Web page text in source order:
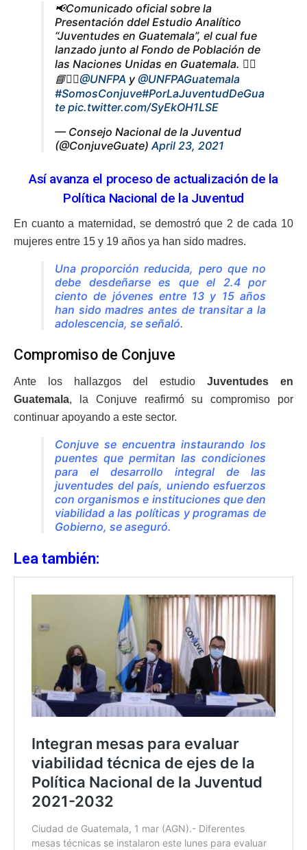
📢Comunicado oficial sobre la
Presentación ddel Estudio Analítico
“Juventudes en Guatemala”, el cual fue
lanzado junto al Fondo de Población de
las Naciones Unidas en Guatemala. 🙋‍♀️
📘🙋‍♂️@UNFPA y @UNFPAGuatemala
#SomosConjuve#PorLaJuventudDeGua
te pic.twitter.com/SyEkOH1LSE
— Consejo Nacional de la Juventud
(@ConjuveGuate) April 23, 2021
Así avanza el proceso de actualización de la
Política Nacional de la Juventud
En cuanto a maternidad, se demostró que 2 de cada 10
mujeres entre 15 y 19 años ya han sido madres.
Una proporción reducida, pero que no
debe desdeñarse es que el 2.4 por
ciento de jóvenes entre 13 y 15 años
han sido madres antes de transitar a la
adolescencia, se señaló.
Compromiso de Conjuve
Ante los hallazgos del estudio Juventudes en
Guatemala, la Conjuve reafirmó su compromiso por
continuar apoyando a este sector.
Conjuve se encuentra instaurando los
puentes que permitan las condiciones
para el desarrollo integral de las
juventudes del país, uniendo esfuerzos
con organismos e instituciones que den
viabilidad a las políticas y programas de
Gobierno, se aseguró.
Lea también: